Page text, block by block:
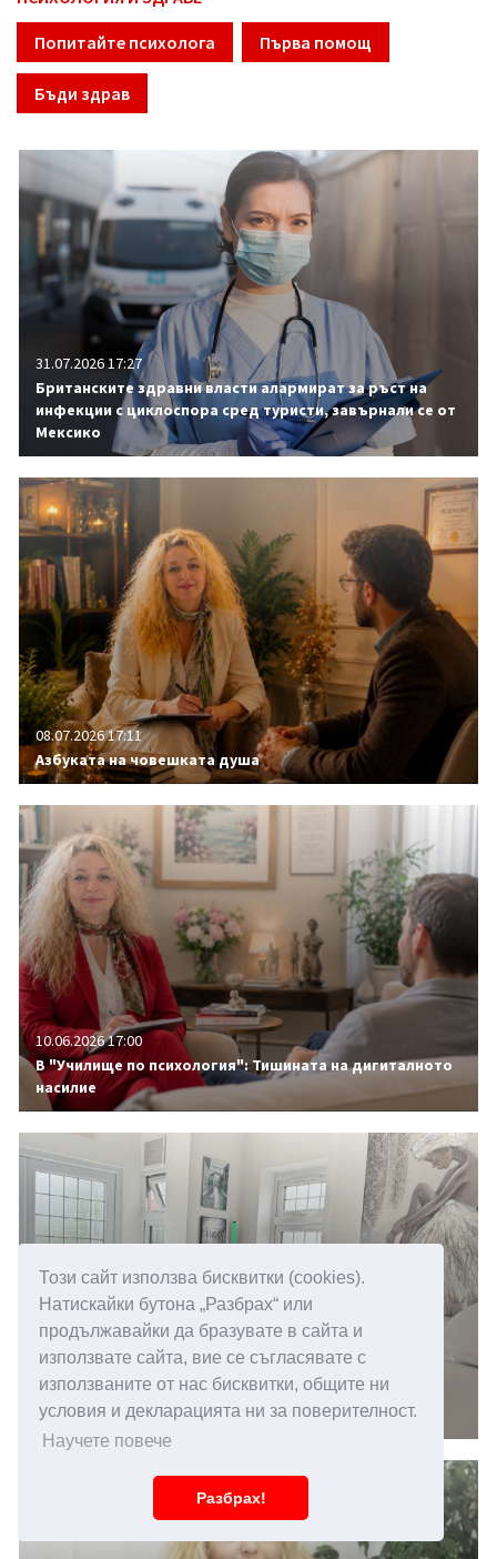
Този сайт използва бисквитки (cookies).
Натискайки бутона „Разбрах“ или
продължавайки да бразувате в сайта и
използвате сайта, вие се съгласявате с
използваните от нас бисквитки, общите ни
условия и декларацията ни за поверителност.
Научете повече
Разбрах!
Попитайте психолога Първа помощ
Бъди здрав
31.07.2026 17:27
Британските здравни власти алармират за ръст на
инфекции с циклоспора сред туристи, завърнали се от
Мексико
08.07.2026 17:11
Азбуката на човешката душа
10.06.2026 17:00
В "Училище по психология": Тишината на дигиталното
насилие
14.05.2026 15:00
Повишена чувствителност към звуци, какви са
причините